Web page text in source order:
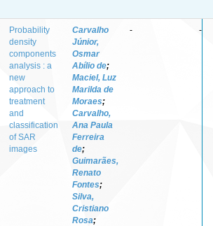
Probability
density
components
analysis : a
new
approach to
treatment
and
classification
of SAR
images
Carvalho
Júnior,
Osmar
Abílio de;
Maciel, Luz
Marilda de
Moraes;
Carvalho,
Ana Paula
Ferreira
de;
Guimarães,
Renato
Fontes;
Silva,
Cristiano
Rosa;
- -